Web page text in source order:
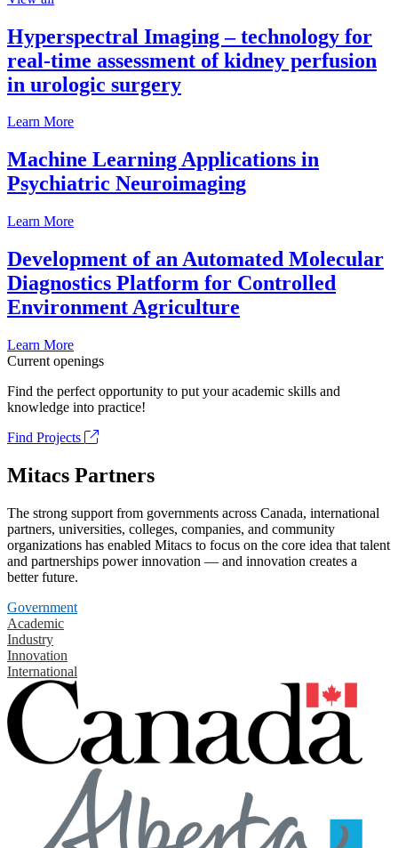
Hyperspectral Imaging – technology for
real-time assessment of kidney perfusion
in urologic surgery
Learn More
Machine Learning Applications in
Psychiatric Neuroimaging
Learn More
Development of an Automated Molecular
Diagnostics Platform for Controlled
Environment Agriculture
Learn More
Current openings
Find the perfect opportunity to put your academic skills and
knowledge into practice!
Find Projects
Mitacs Partners
The strong support from governments across Canada, international
partners, universities, colleges, companies, and community
organizations has enabled Mitacs to focus on the core idea that talent
and partnerships power innovation — and innovation creates a
better future.
Government
Academic
Industry
Innovation
International